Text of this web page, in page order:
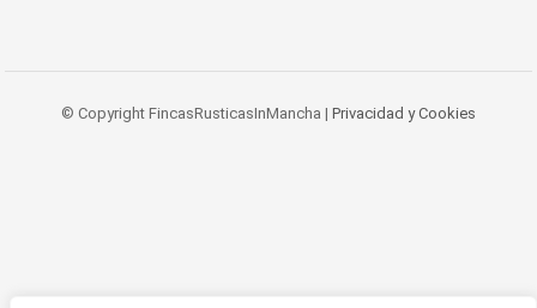
© Copyright FincasRusticasInMancha | Privacidad y Cookies